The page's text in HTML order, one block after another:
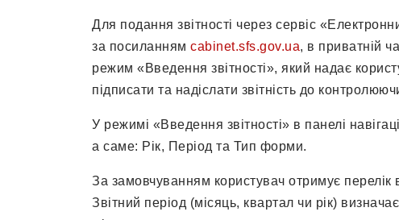
Для подання звітності через сервіс
за посиланням cabinet.sfs.gov.ua, в приватній
режим «Введення звітності», який надає
підписати та надіслати звітність до
У режимі «Введення звітності» в панелі
а саме: Рік, Період та Тип форми.
За замовчуванням користувач отримує перелік
Звітний період (місяць, квартал чи рік)